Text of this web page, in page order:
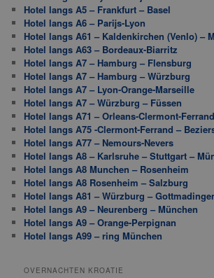
Hotel langs A5 – Frankfurt – Basel
Hotel langs A6 – Parijs-Lyon
Hotel langs A61 – Kaldenkirchen (Venlo) –
Hotel langs A63 – Bordeaux-Biarritz
Hotel langs A7 – Hamburg – Flensburg
Hotel langs A7 – Hamburg – Würzburg
Hotel langs A7 – Lyon-Orange-Marseille
Hotel langs A7 – Würzburg – Füssen
Hotel langs A71 – Orleans-Clermont-Ferrand
Hotel langs A75 -Clermont-Ferrand –
Hotel langs A77 – Nemours-Nevers
Hotel langs A8 – Karlsruhe – Stuttgart –
Hotel langs A8 Munchen – Rosenheim
Hotel langs A8 Rosenheim – Salzburg
Hotel langs A81 – Würzburg –
Hotel langs A9 – Neurenberg – München
Hotel langs A9 – Orange-Perpignan
Hotel langs A99 – ring München
OVERNACHTEN KROATIE